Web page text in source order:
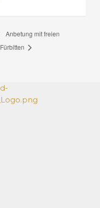
Anbetung mit freien
Fürbitten